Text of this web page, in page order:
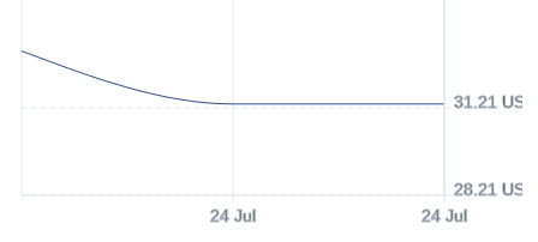
24 Jul 24 Jul
28.21 USD
31.21 USD